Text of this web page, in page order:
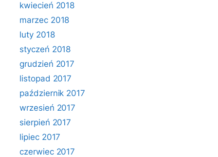
kwiecień 2018
marzec 2018
luty 2018
styczeń 2018
grudzień 2017
listopad 2017
październik 2017
wrzesień 2017
sierpień 2017
lipiec 2017
czerwiec 2017